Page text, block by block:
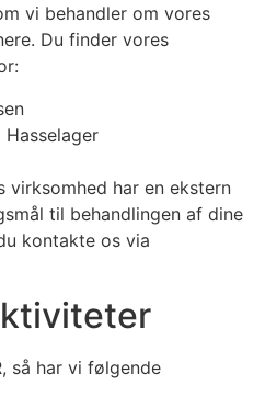
vi behandler om vores
Du finder vores
Hasselager
virksomhed har en ekstern
til behandlingen af dine
kontakte os via
så har vi følgende